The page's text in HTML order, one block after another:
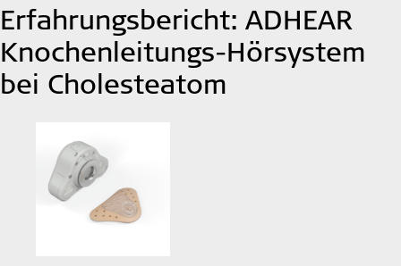
Erfahrungsbericht: ADHEAR
Knochenleitungs-Hörsystem
bei Cholesteatom